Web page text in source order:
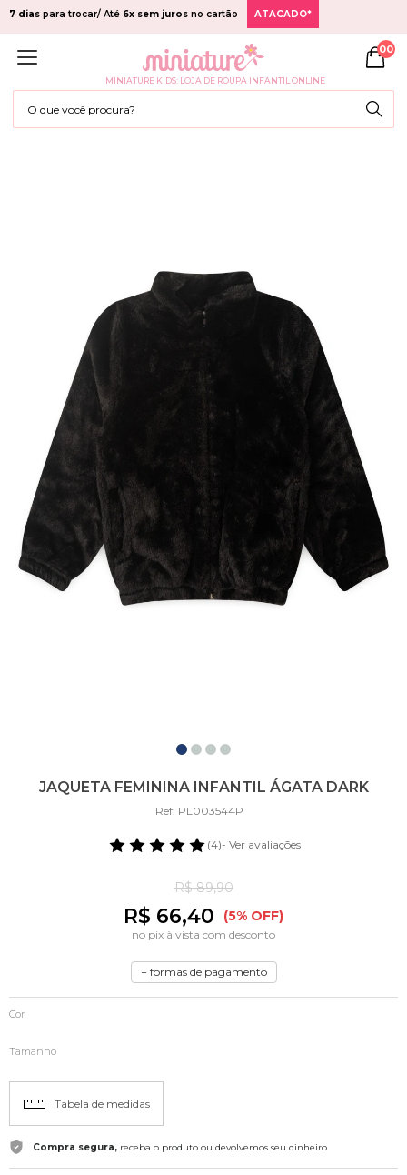
7 dias para trocar/ Até 6x sem juros no cartão ATACADO*
MINIATURE KIDS: LOJA DE ROUPA INFANTIL ONLINE
00
JAQUETA FEMININA INFANTIL ÁGATA DARK
Ref: PL003544P
(4)- Ver avaliações
R$ 89,90
R$ 66,40 (5% OFF)
no pix à vista com desconto
+ formas de pagamento
Cor
Tamanho
Tabela de medidas
Compra segura, receba o produto ou devolvemos seu dinheiro